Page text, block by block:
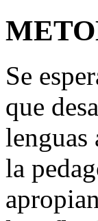
Se
que
lenguas
la